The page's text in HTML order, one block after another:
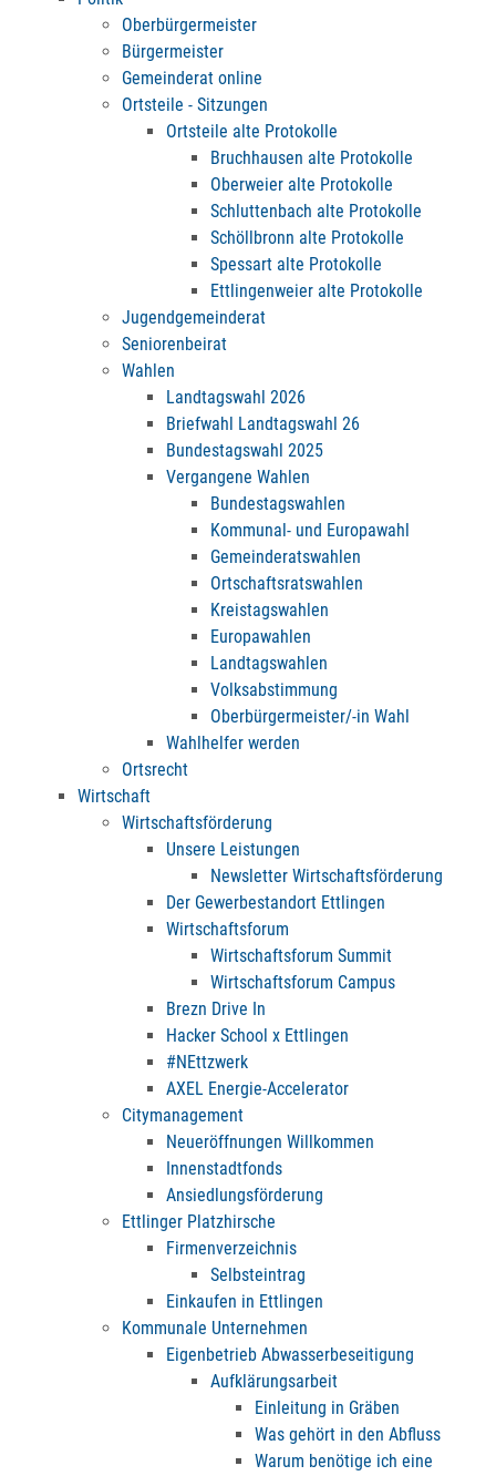
Oberbürgermeister
Bürgermeister
Gemeinderat online
Ortsteile - Sitzungen
Ortsteile alte Protokolle
Bruchhausen alte Protokolle
Oberweier alte Protokolle
Schluttenbach alte Protokolle
Schöllbronn alte Protokolle
Spessart alte Protokolle
Ettlingenweier alte Protokolle
Jugendgemeinderat
Seniorenbeirat
Wahlen
Landtagswahl 2026
Briefwahl Landtagswahl 26
Bundestagswahl 2025
Vergangene Wahlen
Bundestagswahlen
Kommunal- und Europawahl
Gemeinderatswahlen
Ortschaftsratswahlen
Kreistagswahlen
Europawahlen
Landtagswahlen
Volksabstimmung
Oberbürgermeister/-in Wahl
Wahlhelfer werden
Ortsrecht
Wirtschaft
Wirtschaftsförderung
Unsere Leistungen
Newsletter Wirtschaftsförderung
Der Gewerbestandort Ettlingen
Wirtschaftsforum
Wirtschaftsforum Summit
Wirtschaftsforum Campus
Brezn Drive In
Hacker School x Ettlingen
#NEttzwerk
AXEL Energie-Accelerator
Citymanagement
Neueröffnungen Willkommen
Innenstadtfonds
Ansiedlungsförderung
Ettlinger Platzhirsche
Firmenverzeichnis
Selbsteintrag
Einkaufen in Ettlingen
Kommunale Unternehmen
Eigenbetrieb Abwasserbeseitigung
Aufklärungsarbeit
Einleitung in Gräben
Was gehört in den Abfluss
Warum benötige ich eine